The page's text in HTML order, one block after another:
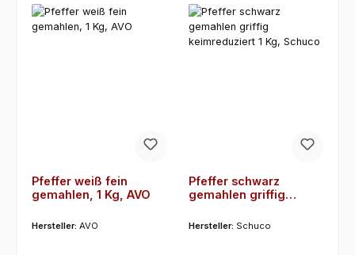
Pfeffer weiß fein
gemahlen, 1 Kg, AVO
Hersteller: AVO
Pfeffer schwarz
gemahlen griffig
Schuco
Hersteller: Schuco